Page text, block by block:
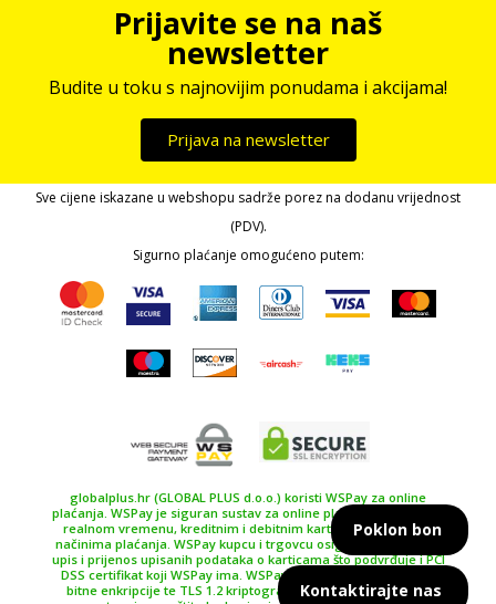
Prijavite se na naš
newsletter
Budite u toku s najnovijim ponudama i akcijama!
Prijava na newsletter
Sve cijene iskazane u webshopu sadrže porez na dodanu vrijednost
(PDV).
Sigurno plaćanje omogućeno putem:
globalplus.hr (GLOBAL PLUS d.o.o.) koristi WSPay za online
plaćanja. WSPay je siguran sustav za online plaćanje, plaćanje u
realnom vremenu, kreditnim i debitnim karticama te drugim
načinima plaćanja. WSPay kupcu i trgovcu osiguravaju siguran
upis i prijenos upisanih podataka o karticama što podvrđuje i PCI
DSS certifikat koji WSPay ima. WSPay koristi SSL certifikat 256
bitne enkripcije te TLS 1.2 kriptografski protokol kao najviše
Kontaktirajte nas
Poklon bon